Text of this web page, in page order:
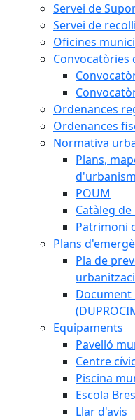
Servei de
Servei de
Oficines
Convocatòries
Ordenances
Ordenances
Normativa
Plans,
POUM
Catàleg
Patrimoni
Plans
Pla de
Document
Equipaments
Pavelló
Centre
Piscina
Escola
Llar d'avis